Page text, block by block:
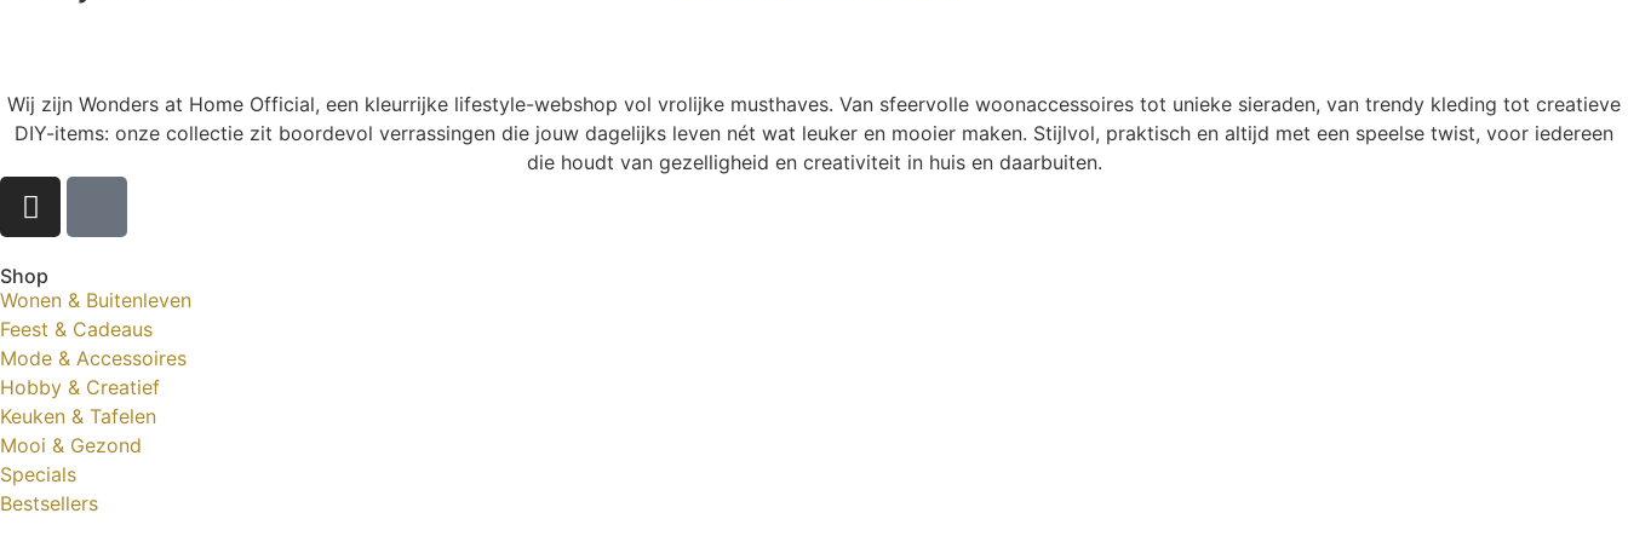
Wij zijn Wonders at Home Official, een kleurrijke lifestyle-webshop vol vrolijke musthaves. Van sfeervolle woonaccessoires tot unieke sieraden, van trendy kleding tot creatieve
DIY-items: onze collectie zit boordevol verrassingen die jouw dagelijks leven nét wat leuker en mooier maken. Stijlvol, praktisch en altijd met een speelse twist, voor iedereen
die houdt van gezelligheid en creativiteit in huis en daarbuiten.
Shop
Wonen & Buitenleven
Feest & Cadeaus
Mode & Accessoires
Hobby & Creatief
Keuken & Tafelen
Mooi & Gezond
Specials
Bestsellers